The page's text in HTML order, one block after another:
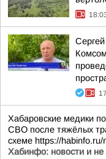
Хабаровские медики
СВО после тяжёлых
схеме https://habinfo.ru/
Хабинфо: новости и не